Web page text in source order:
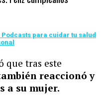
para cuidar tu salud
que tras este
reaccionó y
a su mujer.